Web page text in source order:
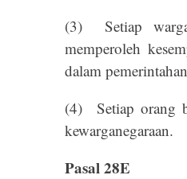
(3) Setiap
memperoleh
dalam
(4) Setiap orang
kewarganegaraan.
Pasal 28E